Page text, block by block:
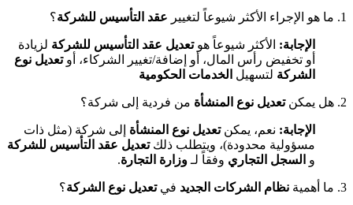
1. ما هو الإجراء الأكثر شيوعاً لتغيير عقد التأسيس للشركة؟
الإجابة: الأكثر شيوعاً هوتعديل عقد التأسيس للشركة لزيادة
أو تخفيض رأس المال، أو إضافة/تغيير الشركاء، أوتعديل نوع
الشركة لتسهيل الخدمات الحكومية
2. هل يمكن تعديل نوع المنشأة من فردية إلى شركة؟
الإجابة: نعم، يمكنتعديل نوع المنشأة إلى شركة (مثل ذات
مسؤولية محدودة)، ويتطلب ذلكتعديل عقد التأسيس للشركة
و السجل التجاري وفقاً لـ وزارة التجارة.
3. ما أهمية نظام الشركات الجديد فيتعديل نوع الشركة؟